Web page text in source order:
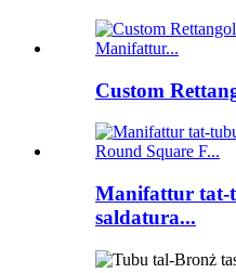
Custom
Manifattur tat-
saldatura...